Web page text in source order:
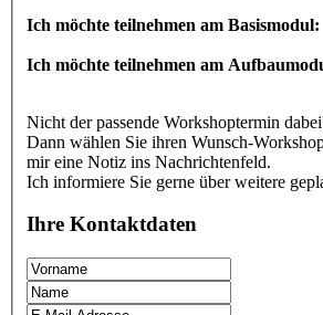
Ich möchte teilnehmen am Basismodul:
Ich möchte teilnehmen am
Nicht der passende Workshoptermin
Dann wählen Sie ihren Wunsch-
mir eine Notiz ins Nachrichtenfeld.
Ich informiere Sie gerne über weitere
Ihre Kontaktdaten